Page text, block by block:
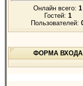
Онлайн всего: 1
Гостей: 1
Пользователей:
ФОРМА ВХОДА